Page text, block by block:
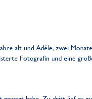
alt und Adéle, zwei
Fotografin und eine